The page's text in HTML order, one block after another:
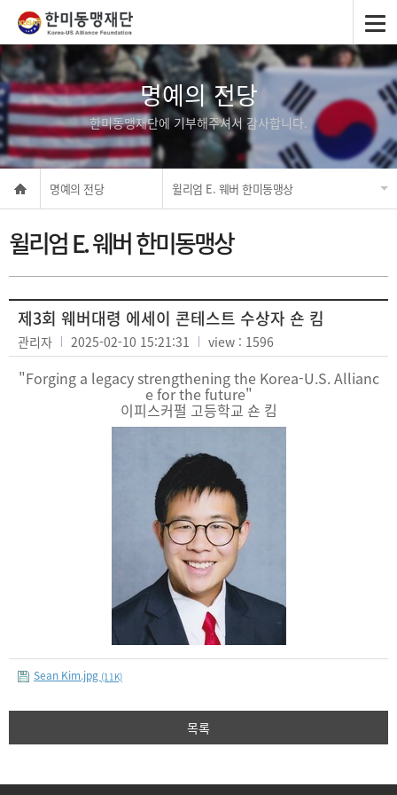
명예의 전당
한미동맹재단에 기부해주셔서 감사합니다.
명예의 전당 윌리엄 E. 웨버 한미동맹상
윌리엄 E. 웨버 한미동맹상
제3회 웨버대령 에세이 콘테스트 수상자 숀 킴
관리자 2025-02-10 15:21:31 view : 1596
"Forging a legacy strengthening the Korea-U.S. Allianc
e for the future"
이피스커펄 고등학교 숀 킴
Sean Kim.jpg (11K)
목록